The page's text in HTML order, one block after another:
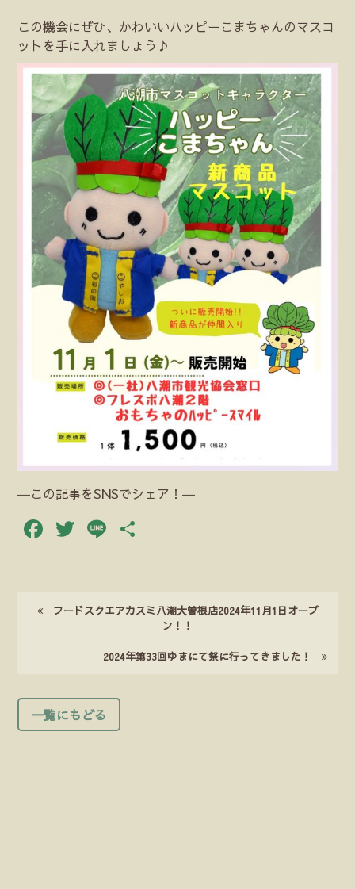
この機会にぜひ、かわいいハッピーこまちゃんのマスコ
ットを手に入れましょう♪
―この記事をSNSでシェア！―
Facebook
Twitter
Line
フードスクエアカスミ八潮大曽根店2024年11月1日オープ
ン！！
2024年第33回ゆまにて祭に行ってきました！
一覧にもどる